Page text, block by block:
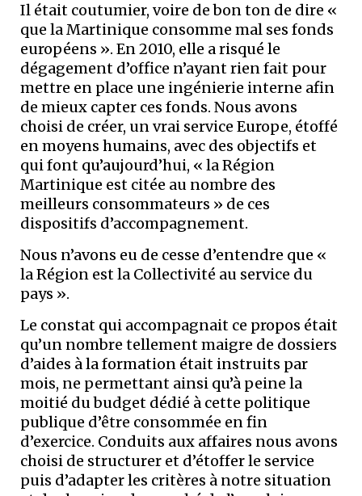
Il était coutumier, voire de bon ton de dire «
que la Martinique consomme mal ses fonds
européens ». En 2010, elle a risqué le
dégagement d’office n’ayant rien fait pour
mettre en place une ingénierie interne afin
de mieux capter ces fonds. Nous avons
choisi de créer, un vrai service Europe, étoffé
en moyens humains, avec des objectifs et
qui font qu’aujourd’hui, « la Région
Martinique est citée au nombre des
meilleurs consommateurs » de ces
dispositifs d’accompagnement.
Nous n’avons eu de cesse d’entendre que «
la Région est la Collectivité au service du
pays ».
Le constat qui accompagnait ce propos était
qu’un nombre tellement maigre de dossiers
d’aides à la formation était instruits par
mois, ne permettant ainsi qu’à peine la
moitié du budget dédié à cette politique
publique d’être consommée en fin
d’exercice. Conduits aux affaires nous avons
choisi de structurer et d’étoffer le service
puis d’adapter les critères à notre situation